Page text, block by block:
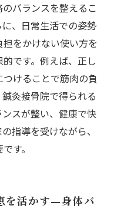
バランスを整えるこ
、日常生活での姿勢
をかけない使い方を
です。例えば、正し
けることで筋肉の負
灸接骨院で得られる
スが整い、健康で快
指導を受けながら、
す。
を活かす—身体バ